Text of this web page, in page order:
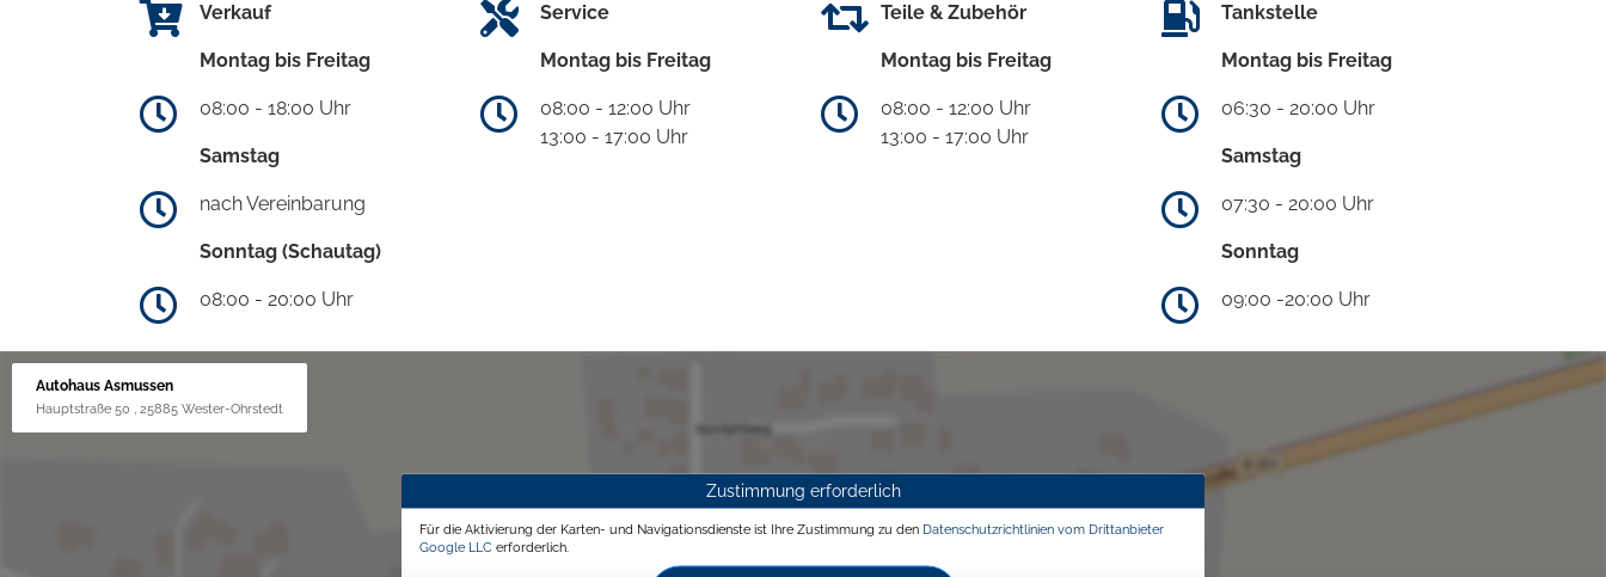
Verkauf
Montag bis Freitag
08:00 - 18:00 Uhr
Samstag
nach Vereinbarung
Sonntag (Schautag)
08:00 - 20:00 Uhr
Service
Montag bis Freitag
08:00 - 12:00 Uhr
13:00 - 17:00 Uhr
Teile & Zubehör
Montag bis Freitag
08:00 - 12:00 Uhr
13:00 - 17:00 Uhr
Tankstelle
Montag bis Freitag
06:30 - 20:00 Uhr
Samstag
07:30 - 20:00 Uhr
Sonntag
09:00 -20:00 Uhr
Autohaus Asmussen
Hauptstraße 50 , 25885 Wester-Ohrstedt
Zustimmung erforderlich
Für die Aktivierung der Karten- und Navigationsdienste ist Ihre Zustimmung zu den Datenschutzrichtlinien vom Drittanbieter
Google LLC erforderlich.